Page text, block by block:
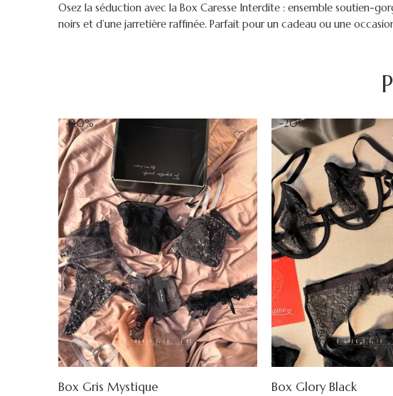
Osez la séduction avec la Box Caresse Interdite : ensemble soutien-
noirs et d’une jarretière raffinée. Parfait pour un cadeau ou une
-20%
Box Gris Mystique
-20%
Box Glory Black